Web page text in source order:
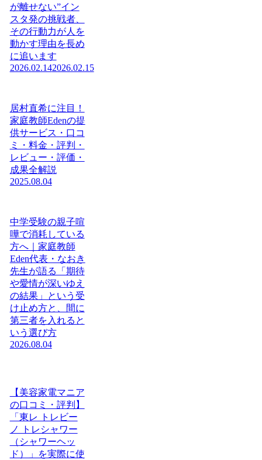
が離せない”イン
スタ発の挑戦者、
その行動力が人を
動かす理由を長め
に追います
2026.02.142026.02.15
居村直希に注目！
家庭教師Edenの提
供サービス・口コ
ミ・料金・評判・
レビュー・評価・
成果全解説
2025.08.04
中学受験の親子喧
嘩で消耗している
方へ｜家庭教師
Eden代表・なおき
先生が語る「期待
や愛情が深いゆえ
の結果」という受
け止め方と、間に
第三者を入れると
いう選び方
2026.08.04
【美容家電マニア
の口コミ・評判】
「東レ トレビー
ノ トレシャワー
（シャワーヘッ
ド）」を実際に使